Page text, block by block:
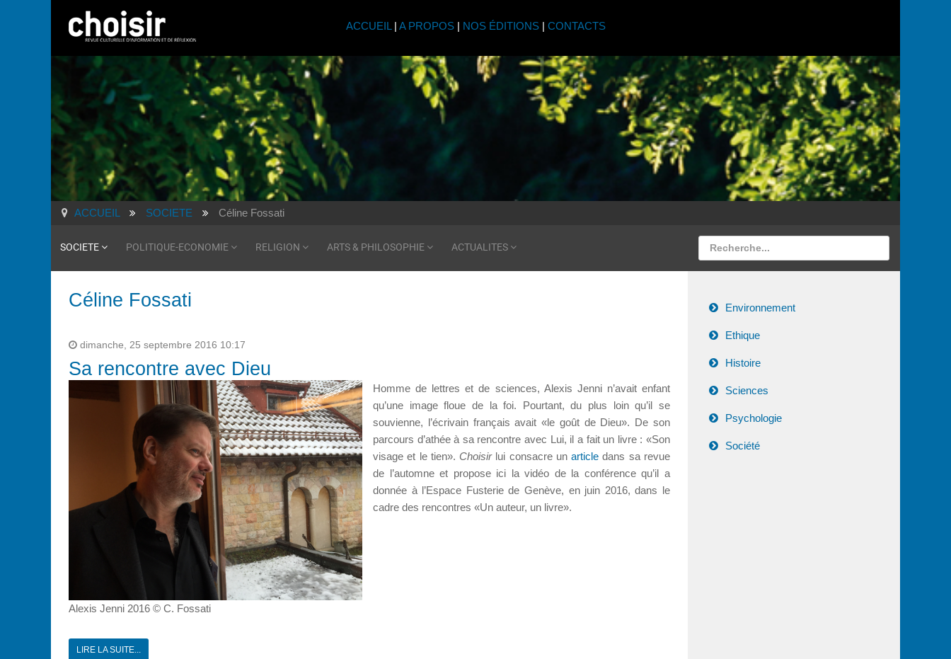
ACCUEIL | A PROPOS| NOS ÉDITIONS| CONTACTS
ACCUEIL SOCIETE Céline Fossati
SOCIETE POLITIQUE-ECONOMIE RELIGION ARTS & PHILOSOPHIE ACTUALITES
Céline Fossati
dimanche, 25 septembre 2016 10:17
Sa rencontre avec Dieu
Alexis Jenni 2016 © C. Fossati
Homme de lettres et de sciences, Alexis Jenni n’avait enfant
qu’une image floue de la foi. Pourtant, du plus loin qu’il se
souvienne, l’écrivain français avait «le goût de Dieu». De son
parcours d’athée à sa rencontre avec Lui, il a fait un livre : «Son
visage et le tien». Choisirlui consacre unarticle dans sa revue
de l’automne et propose ici la vidéo de la conférence qu’il a
donnée à l’Espace Fusterie de Genève, en juin 2016, dans le
cadre des rencontres «Un auteur, un livre».
LIRE LA SUITE...
Environnement
Ethique
Histoire
Sciences
Psychologie
Société